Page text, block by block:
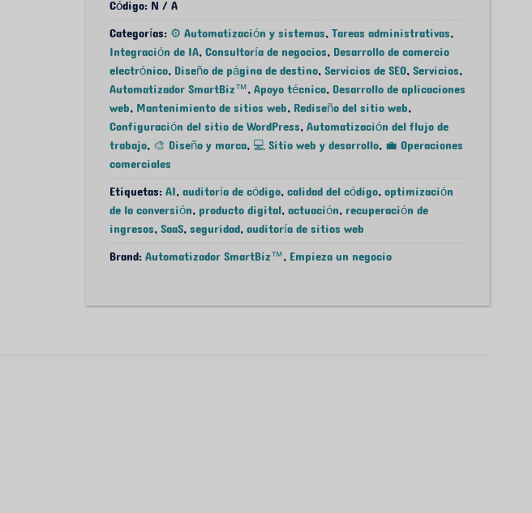
Código:N / A
Categorías:⚙️ Automatización y sistemas,Tareas administrativas,
Integración de IA,Consultoría de negocios,Desarrollo de comercio
electrónico,Diseño de página de destino,Servicios de SEO,Servicios,
Automatizador SmartBiz™,Apoyo técnico,Desarrollo de aplicaciones
web,Mantenimiento de sitios web,Rediseño del sitio web,
Configuración del sitio de WordPress,Automatización del flujo de
trabajo,🎨 Diseño y marca,💻 Sitio web y desarrollo,💼 Operaciones
comerciales
Etiquetas:AI,auditoría de código,calidad del código,optimización
de la conversión,producto digital,actuación,recuperación de
ingresos,SaaS,seguridad,auditoría de sitios web
Brand:Automatizador SmartBiz™,Empieza un negocio